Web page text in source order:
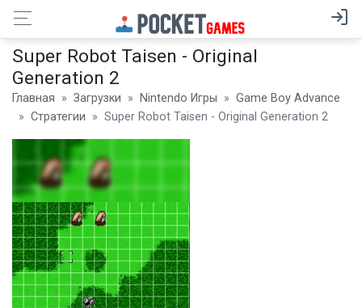
Super Robot Taisen - Original
Generation 2
Главная Загрузки Nintendo Игры
Game Boy Advance
Стратегии
Super Robot Taisen - Original Generation 2